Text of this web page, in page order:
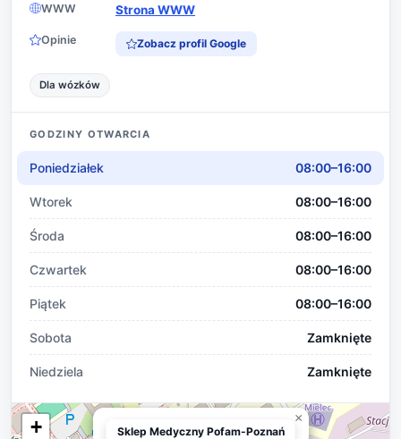
WWW Strona WWW
Opinie Zobacz profil Google
Dla wózków
GODZINY OTWARCIA
Poniedziałek 08:00–16:00
Wtorek 08:00–16:00
Środa 08:00–16:00
Czwartek 08:00–16:00
Piątek 08:00–16:00
Sobota Zamknięte
Niedziela Zamknięte
Sklep Medyczny Pofam-Poznań
×
+
Sklep Medyczny Pofam-Poznań